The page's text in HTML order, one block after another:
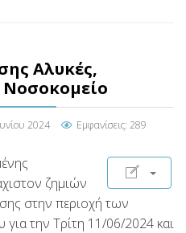
Αλυκές,
Νοσοκομείο
2024 Εμφανίσεις: 289
ζημιών
στην περιοχή των
την Τρίτη 11/06/2024 και